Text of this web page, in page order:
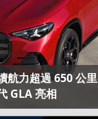
航力超過 650 公
GLA 亮相